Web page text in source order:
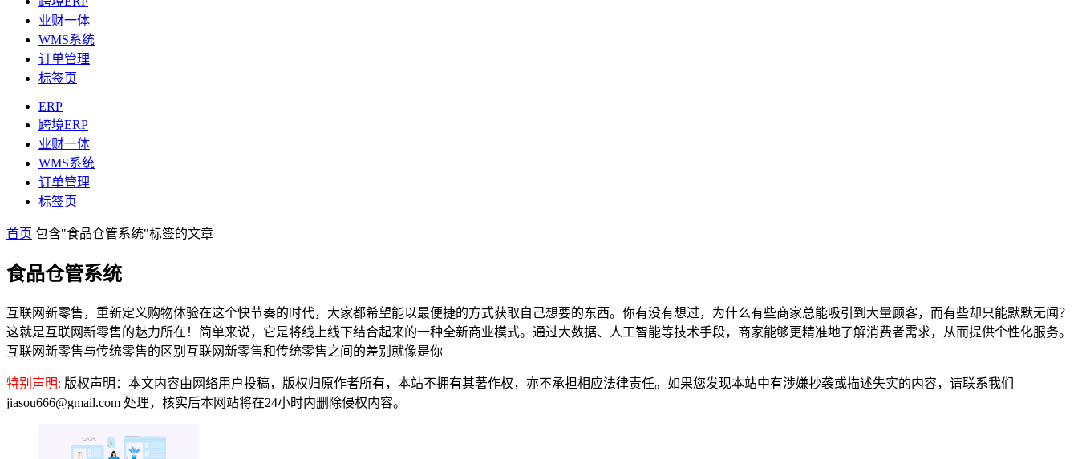
业财一体
WMS系统
订单管理
标签页
ERP
跨境ERP
业财一体
WMS系统
订单管理
标签页
首页 包含"食品仓管系统"标签的文章
食品仓管系统
互联网新零售，重新定义购物体验在这个快节奏的时代，大家都希望能以最便捷的方式获取自己想要的东西。你有没有想过，为什么有些商家总能吸引到大量顾客，而有些却只能默默无闻？
这就是互联网新零售的魅力所在！简单来说，它是将线上线下结合起来的一种全新商业模式。通过大数据、人工智能等技术手段，商家能够更精准地了解消费者需求，从而提供个性化服务。
互联网新零售与传统零售的区别互联网新零售和传统零售之间的差别就像是你
特别声明: 版权声明：本文内容由网络用户投稿，版权归原作者所有，本站不拥有其著作权，亦不承担相应法律责任。如果您发现本站中有涉嫌抄袭或描述失实的内容，请联系我们
jiasou666@gmail.com 处理，核实后本网站将在24小时内删除侵权内容。